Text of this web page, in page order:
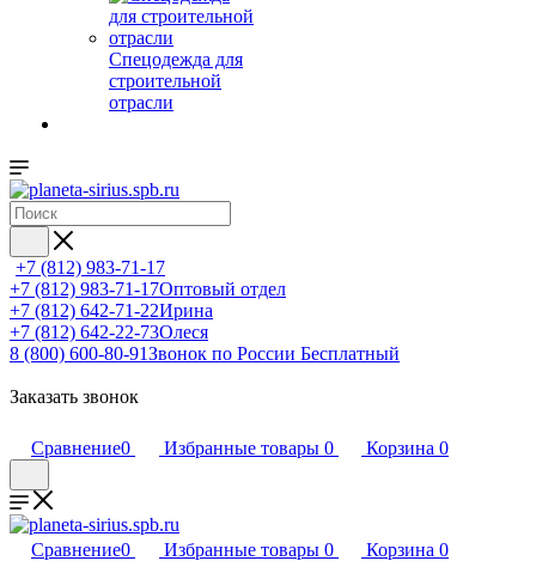
Спецодежда для
строительной
отрасли
+7 (812) 983-71-17
+7 (812) 983-71-17Оптовый отдел
+7 (812) 642-71-22Ирина
+7 (812) 642-22-73Олеся
8 (800) 600-80-91Звонок по России Бесплатный
Заказать звонок
Сравнение0 Избранные товары 0 Корзина 0
Сравнение0 Избранные товары 0 Корзина 0